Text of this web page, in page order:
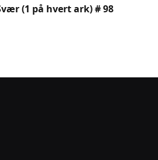
(1 på hvert ark) # 98